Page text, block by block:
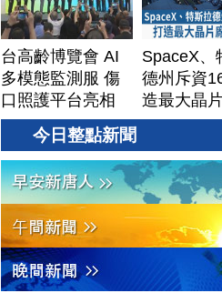
台高齡博覽會 AI
多模態監測服 傷
口照護平台亮相
SpaceX、
德州斥資
造最大晶
Terafab
今日整點新聞